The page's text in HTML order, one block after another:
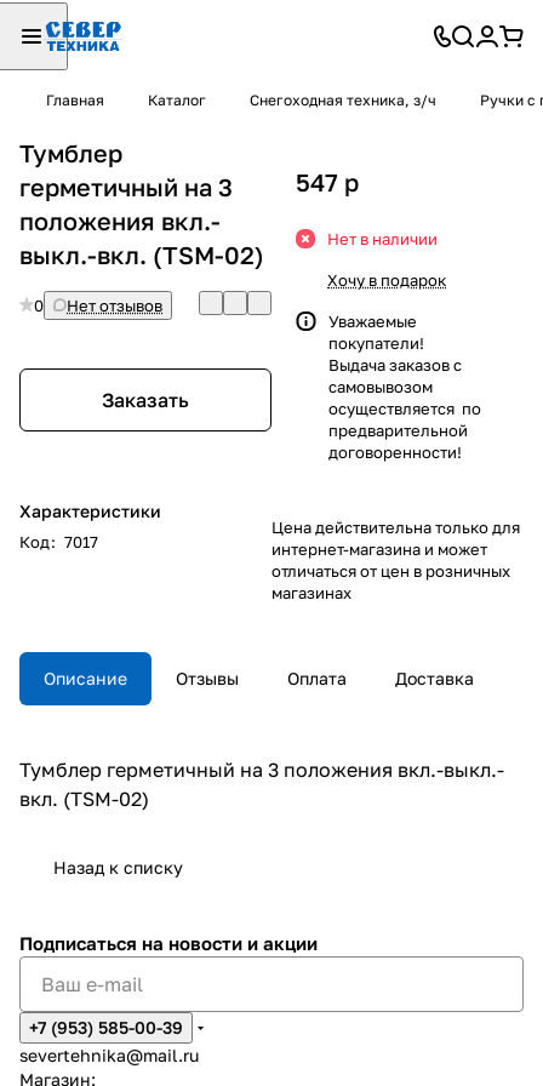
Главная Каталог Снегоходная техника, з/ч Ручки с
Тумблер
герметичный на 3
положения вкл.-
выкл.-вкл. (TSM-02)
0 Нет отзывов
Заказать
Характеристики
Код: 7017
547 p
Нет в наличии
Хочу в подарок
Уважаемые
покупатели!
Выдача заказов с
самовывозом
осуществляется по
предварительной
договоренности!
Цена действительна только для
интернет-магазина и может
отличаться от цен в розничных
магазинах
Описание Отзывы Оплата Доставка
Тумблер герметичный на 3 положения вкл.-выкл.-
вкл. (TSM-02)
Назад к списку
Подписаться на новости и акции
+7 (953) 585-00-39
severtehnika@mail.ru
Магазин: